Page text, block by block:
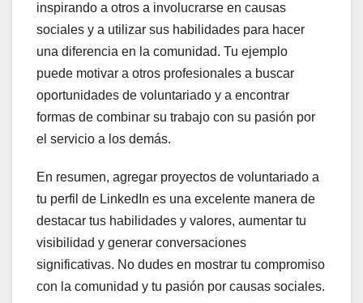
inspirando a otros a involucrarse en causas
sociales y a utilizar sus habilidades para hacer
una diferencia en la comunidad. Tu ejemplo
puede motivar a otros profesionales a buscar
oportunidades de voluntariado y a encontrar
formas de combinar su trabajo con su pasión por
el servicio a los demás.
En resumen, agregar proyectos de voluntariado a
tu perfil de LinkedIn es una excelente manera de
destacar tus habilidades y valores, aumentar tu
visibilidad y generar conversaciones
significativas. No dudes en mostrar tu compromiso
con la comunidad y tu pasión por causas sociales.